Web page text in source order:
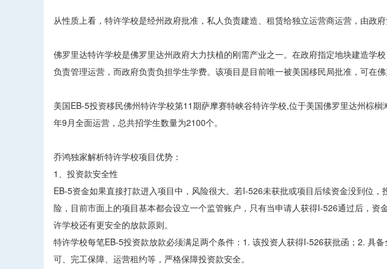
从性质上看，特许学校是经州政府批准，私人负责建造、租赁给独立运营商运营，由政
佛罗里达特许学校是佛罗里达州政府大力扶植的刚需产业之一。在政府指定地块建造学
负责管理运营，而政府负责负担学生学费。该项目是目前唯一被美国移民局批准，可在
美国EB-5投资移民佛州特许学校第11期萨摩赛特峡谷特许学校,位于美国佛罗里达州棕
年9月全面运营，总共招学生数量为2100个。
乔鸿独家解析特许学校项目优势：
1、投资款安全性
EB-5资金如果直接打款进入项目中，风险很大。若I-526未获批或项目后续资金没到位
险，目前市面上的项目基本都会设立一个监管账户，只有当申请人获得I-526通过后，
许学校还有更安全的放款原则。
特许学校每笔EB-5投资款放款必须满足两个条件：1. 该投资人获得I-526获批函；2. 具
可、完工保障、运营租约等，严格保障投资款安全。